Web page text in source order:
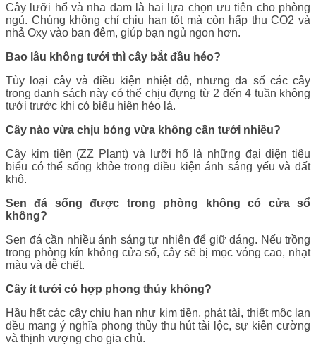
Cây lưỡi hổ và nha đam là hai lựa chọn ưu tiên cho phòng
ngủ. Chúng không chỉ chịu hạn tốt mà còn hấp thụ CO2 và
nhả Oxy vào ban đêm, giúp bạn ngủ ngon hơn.
Bao lâu không tưới thì cây bắt đầu héo?
Tùy loại cây và điều kiện nhiệt độ, nhưng đa số các cây
trong danh sách này có thể chịu đựng từ 2 đến 4 tuần không
tưới trước khi có biểu hiện héo lá.
Cây nào vừa chịu bóng vừa không cần tưới nhiều?
Cây kim tiền (ZZ Plant) và lưỡi hổ là những đại diện tiêu
biểu có thể sống khỏe trong điều kiện ánh sáng yếu và đất
khô.
Sen đá sống được trong phòng không có cửa sổ
không?
Sen đá cần nhiều ánh sáng tự nhiên để giữ dáng. Nếu trồng
trong phòng kín không cửa sổ, cây sẽ bị mọc vóng cao, nhạt
màu và dễ chết.
Cây ít tưới có hợp phong thủy không?
Hầu hết các cây chịu hạn như kim tiền, phát tài, thiết mộc lan
đều mang ý nghĩa phong thủy thu hút tài lộc, sự kiên cường
và thịnh vượng cho gia chủ.